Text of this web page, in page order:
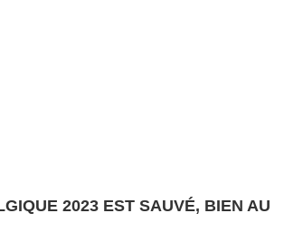
2023 EST SAUVÉ, BIEN AU